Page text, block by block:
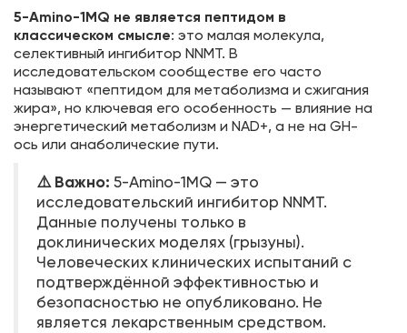
5-Amino-1MQ не является пептидом в
классическом смысле: это малая молекула,
селективный ингибитор NNMT. В
исследовательском сообществе его часто
называют «пептидом для метаболизма и сжигания
жира», но ключевая его особенность — влияние на
энергетический метаболизм и NAD+, а не на GH-
ось или анаболические пути.
⚠️ Важно: 5-Amino-1MQ — это
исследовательский ингибитор NNMT.
Данные получены только в
доклинических моделях (грызуны).
Человеческих клинических испытаний с
подтверждённой эффективностью и
безопасностью не опубликовано. Не
является лекарственным средством.